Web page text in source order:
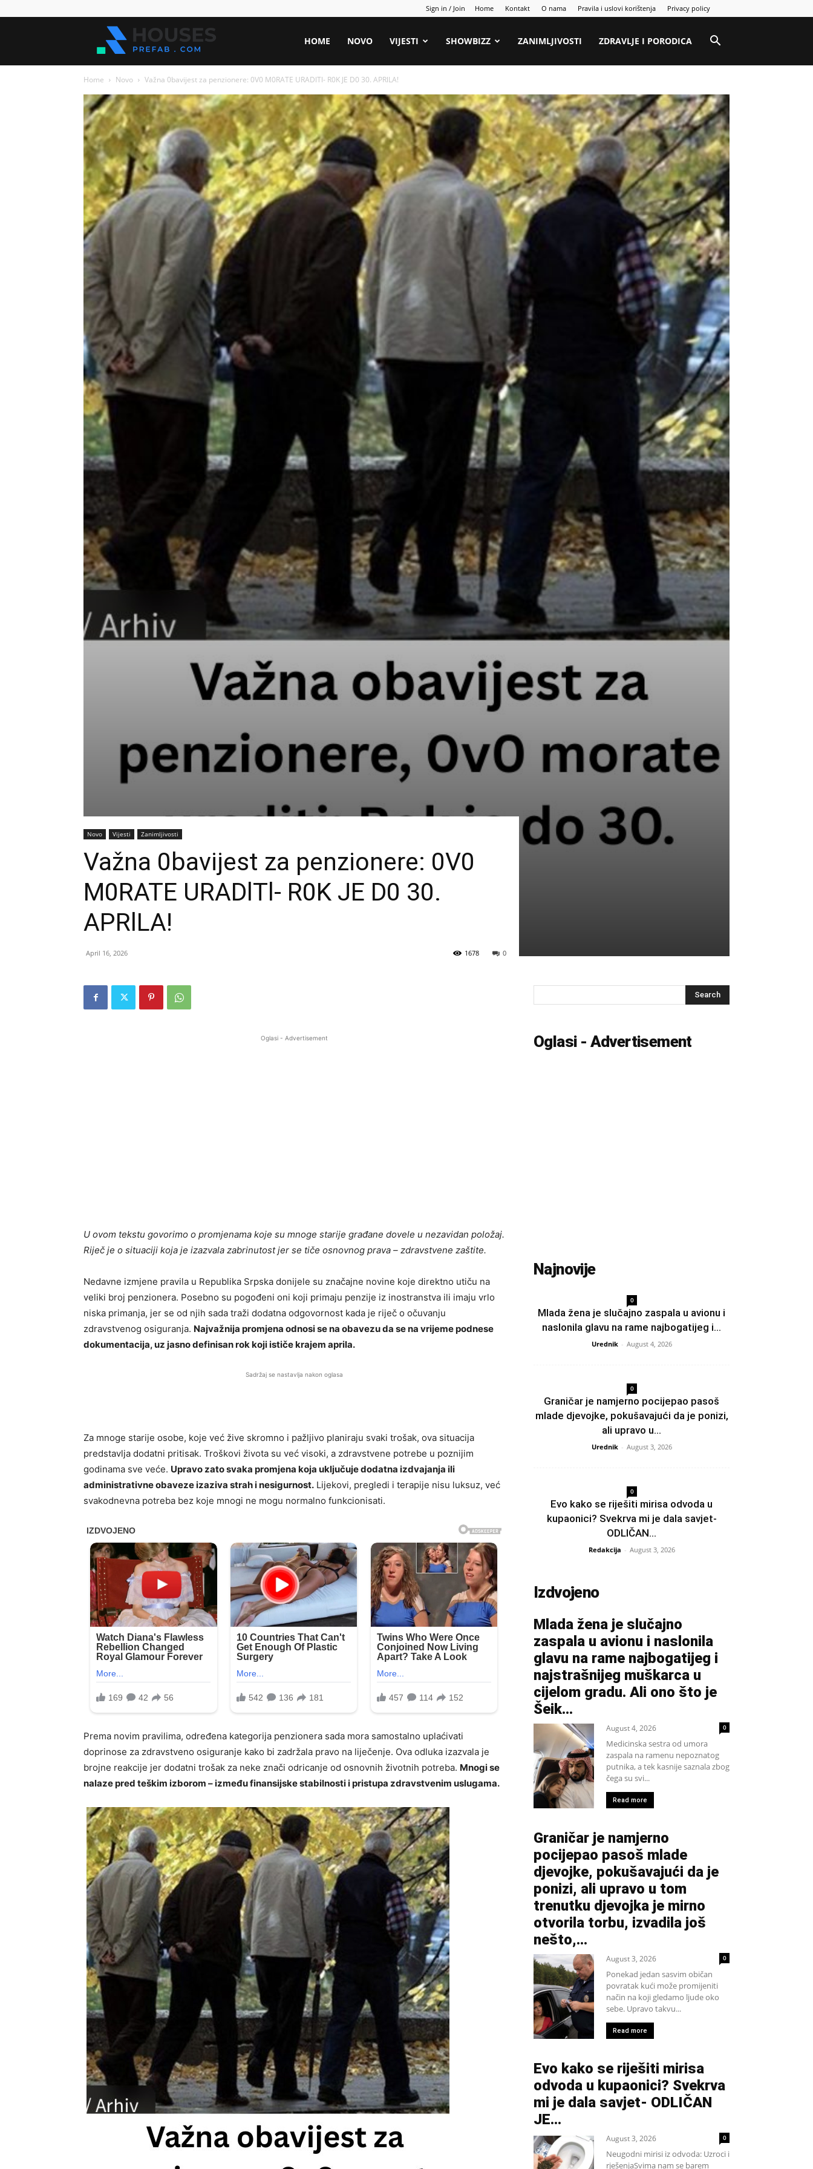
Sign in / Join Home Kontakt O nama Pravila i uslovi korištenja Privacy policy
sve
HOME NOVO VIJESTI SHOWBIZZ ZANIMLJIVOSTI ZDRAVLJE I PORODICA
Home Novo Važna 0bavijest za penzionere: 0V0 M0RATE URADlTl- R0K JE D0 30. APRlLA!
Novo Vijesti Zanimljivosti
Važna 0bavijest za penzionere: 0V0
M0RATE URADlTl- R0K JE D0 30.
APRlLA!
April 16, 2026 0
1678
Oglasi - Advertisement
U ovom tekstu govorimo o promjenama koje su mnoge starije građane dovele u nezavidan položaj.
Riječ je o situaciji koja je izazvala zabrinutost jer se tiče osnovnog prava – zdravstvene zaštite.
Nedavne izmjene pravila u Republika Srpska donijele su značajne novine koje direktno utiču na
veliki broj penzionera. Posebno su pogođeni oni koji primaju penzije iz inostranstva ili imaju vrlo
niska primanja, jer se od njih sada traži dodatna odgovornost kada je riječ o očuvanju
zdravstvenog osiguranja. Najvažnija promjena odnosi se na obavezu da se na vrijeme podnese
dokumentacija, uz jasno definisan rok koji ističe krajem aprila.
Sadržaj se nastavlja nakon oglasa
Za mnoge starije osobe, koje već žive skromno i pažljivo planiraju svaki trošak, ova situacija
predstavlja dodatni pritisak. Troškovi života su već visoki, a zdravstvene potrebe u poznijim
godinama sve veće. Upravo zato svaka promjena koja uključuje dodatna izdvajanja ili
administrativne obaveze izaziva strah i nesigurnost. Lijekovi, pregledi i terapije nisu luksuz, već
svakodnevna potreba bez koje mnogi ne mogu normalno funkcionisati.
Prema novim pravilima, određena kategorija penzionera sada mora samostalno uplaćivati
doprinose za zdravstveno osiguranje kako bi zadržala pravo na liječenje. Ova odluka izazvala je
brojne reakcije jer dodatni trošak za neke znači odricanje od osnovnih životnih potreba. Mnogi se
nalaze pred teškim izborom – između finansijske stabilnosti i pristupa zdravstvenim uslugama.
Oglasi - Advertisement
Najnovije
0
Mlada žena je slučajno zaspala u avionu i
naslonila glavu na rame najbogatijeg i...
Urednik - August 4, 2026
0
Graničar je namjerno pocijepao pasoš
mlade djevojke, pokušavajući da je ponizi,
ali upravo u...
Urednik - August 3, 2026
0
Evo kako se riješiti mirisa odvoda u
kupaonici? Svekrva mi je dala savjet-
ODLIČAN...
Redakcija - August 3, 2026
Izdvojeno
Mlada žena je slučajno
zaspala u avionu i naslonila
glavu na rame najbogatijeg i
najstrašnijeg muškarca u
cijelom gradu. Ali ono što je
Šeik...
August 4, 2026 0
Medicinska sestra od umora
zaspala na ramenu nepoznatog
putnika, a tek kasnije saznala zbog
čega su svi...
Read more
Graničar je namjerno
pocijepao pasoš mlade
djevojke, pokušavajući da je
ponizi, ali upravo u tom
trenutku djevojka je mirno
otvorila torbu, izvadila još
nešto,...
August 3, 2026 0
Ponekad jedan sasvim običan
povratak kući može promijeniti
način na koji gledamo ljude oko
sebe. Upravo takvu...
Read more
Evo kako se riješiti mirisa
odvoda u kupaonici? Svekrva
mi je dala savjet- ODLIČAN
JE…
August 3, 2026 0
Neugodni mirisi iz odvoda: Uzroci i
rješenjaSvima nam se barem